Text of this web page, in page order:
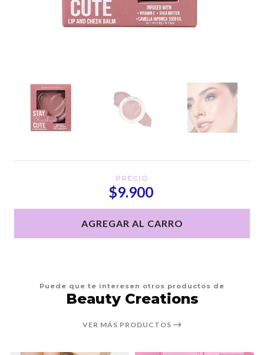
PRECIO
$9.900
AGREGAR AL CARRO
Puede que te interesen otros productos de
Beauty Creations
VER MÁS PRODUCTOS